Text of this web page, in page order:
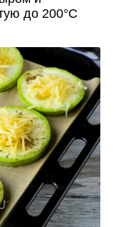
до 200°С